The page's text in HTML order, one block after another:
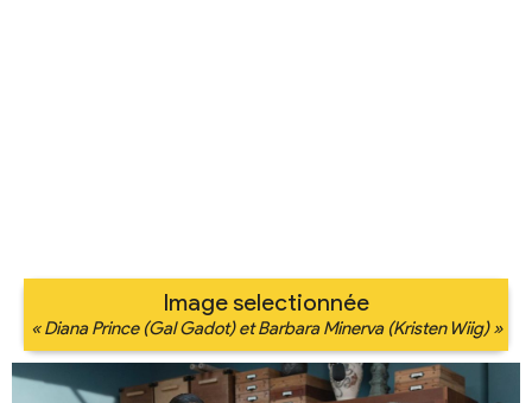
Image selectionnée
« Diana Prince (Gal Gadot) et Barbara Minerva (Kristen Wiig) »